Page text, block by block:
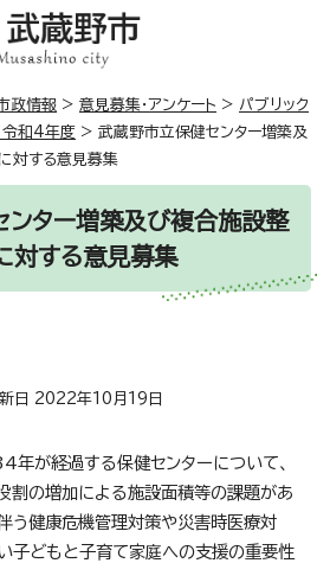
政情報 > 意見募集・アンケート > パブリック
令和4年度 > 武蔵野市立保健センター増築及
対する意見募集
ンター増築及び複合施設整
対する意見募集
日 2022年10月19日
年が経過する保健センターについて、
割の増加による施設面積等の課題があ
う健康危機管理対策や災害時医療対
子どもと子育て家庭への支援の重要性